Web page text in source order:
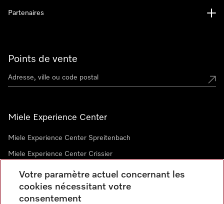
Points de vente
Miele Experience Center
Miele Experience Center Spreitenbach
Miele Experience Center Crissier
Newsletter
Partenaires
Votre paramètre actuel concernant les
cookies nécessitant votre
consentement